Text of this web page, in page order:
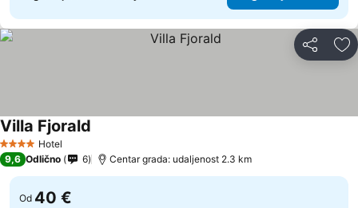
Deli
4 ZvezdiceHotel
Villa Fjorald
9,6 Odlično 6 Centar grada: udaljenost 2.3 km
Od 40 €